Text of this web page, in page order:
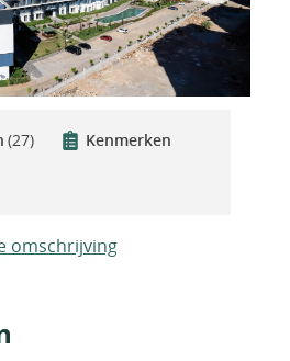
(27)
Kenmerken
omschrijving